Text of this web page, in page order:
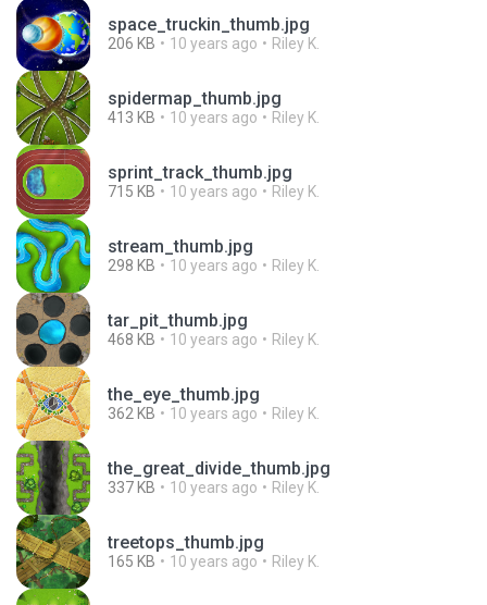
space_truckin_thumb.jpg
206 KB 10 years ago Riley K.
spidermap_thumb.jpg
413 KB 10 years ago Riley K.
sprint_track_thumb.jpg
715 KB 10 years ago Riley K.
stream_thumb.jpg
298 KB 10 years ago Riley K.
tar_pit_thumb.jpg
468 KB 10 years ago Riley K.
the_eye_thumb.jpg
362 KB 10 years ago Riley K.
the_great_divide_thumb.jpg
337 KB 10 years ago Riley K.
treetops_thumb.jpg
165 KB 10 years ago Riley K.